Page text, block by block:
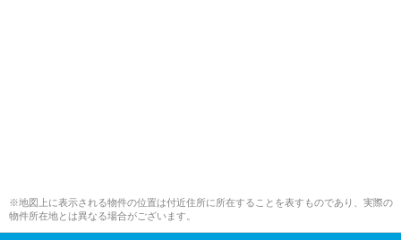
※地図上に表示される物件の位置は付近住所に所在することを表すものであり、実際の
物件所在地とは異なる場合がございます。